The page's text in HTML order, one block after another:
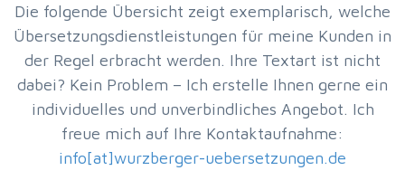
Die folgende Übersicht zeigt exemplarisch, welche
Übersetzungsdienstleistungen für meine Kunden in
der Regel erbracht werden. Ihre Textart ist nicht
dabei? Kein Problem – Ich erstelle Ihnen gerne ein
individuelles und unverbindliches Angebot. Ich
freue mich auf Ihre Kontaktaufnahme:
info[at]wurzberger-uebersetzungen.de